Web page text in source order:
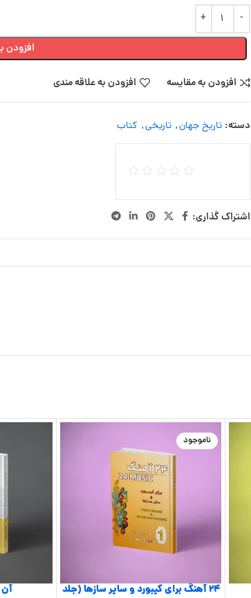
افزودن
افزودن به مقایسه افزودن به علاقه مندی
دسته: تاریخ جهان, تاریخی, کتاب
اشتراک گذاری:
ناموجود
24 آهنگ برای کیبورد و سایر سازها (جلد
آن